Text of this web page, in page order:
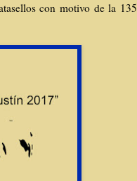
con motivo de la 135